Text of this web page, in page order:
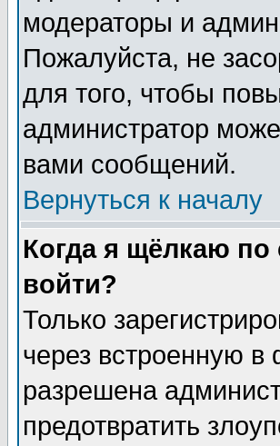
модераторы и
Пожалуйста, не
для того, чтобы
администратор
вами сообщений.
Вернуться к началу
Когда я щёлкаю по
войти?
Только
через встроенную
разрешена
предотвратить